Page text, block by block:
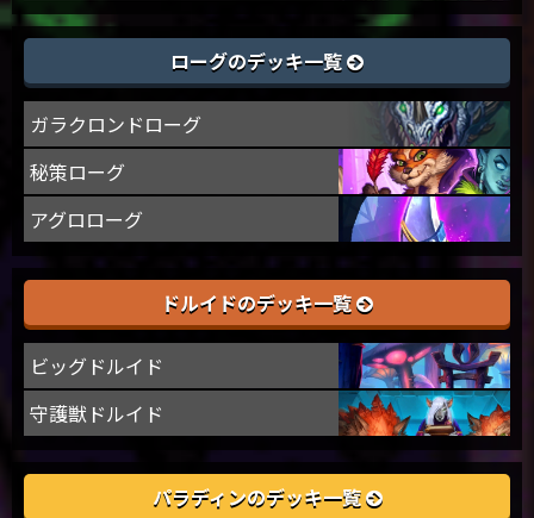
ローグのデッキ一覧
ガラクロンドローグ
秘策ローグ
アグロローグ
ドルイドのデッキ一覧
ビッグドルイド
守護獣ドルイド
パラディンのデッキ一覧